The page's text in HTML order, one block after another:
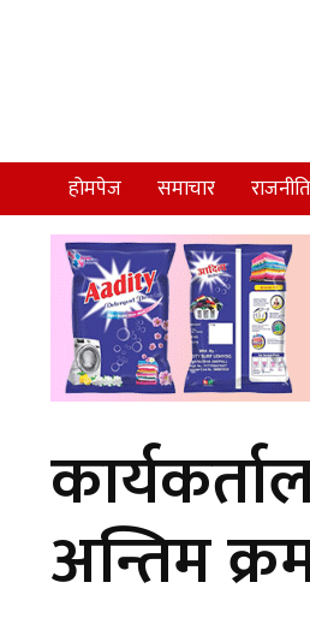
होमपेज समाचार राजनीति
अन्तिम